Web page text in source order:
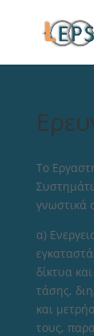
Το
γνωστικά
α)
δίκτυα
τάσης,
και
τους,